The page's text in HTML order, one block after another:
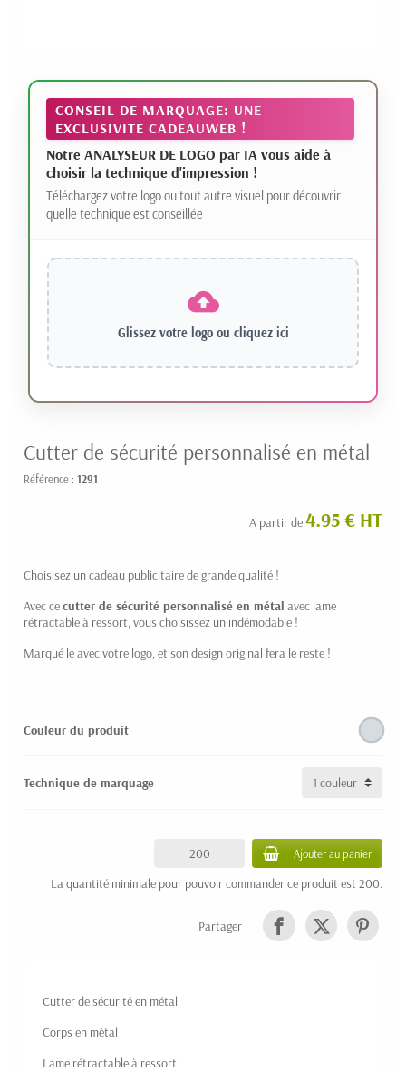
CONSEIL DE MARQUAGE: UNE
EXCLUSIVITE CADEAUWEB !
Notre ANALYSEUR DE LOGO par IA vous aide à
choisir la technique d'impression !
Téléchargez votre logo ou tout autre visuel pour découvrir
quelle technique est conseillée
Glissez votre logo ou cliquez ici
Cutter de sécurité personnalisé en métal
Référence : 1291
A partir de4.95 € HT
Choisisez un cadeau publicitaire de grande qualité !
Avec cecutter de sécurité personnalisé en métal avec lame
rétractable à ressort, vous choisissez un indémodable !
Marqué le avec votre logo, et son design original fera le reste !
Couleur du produit
Technique de marquage
Ajouter au panier
La quantité minimale pour pouvoir commander ce produit est 200.
Partager
Cutter de sécurité en métal
Corps en métal
Lame rétractable à ressort